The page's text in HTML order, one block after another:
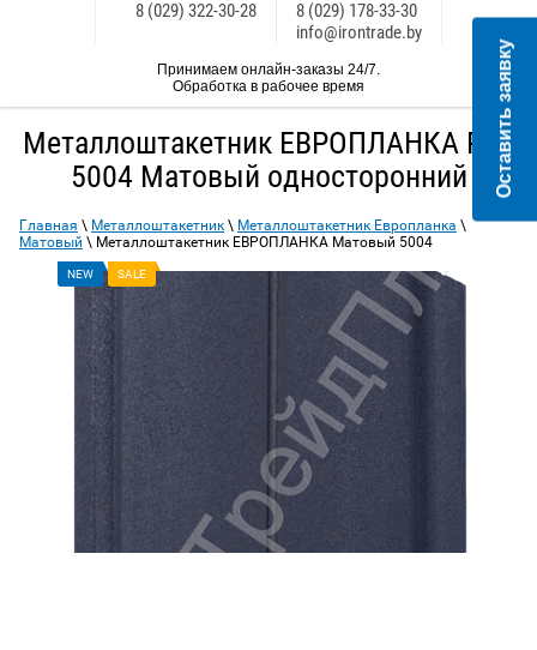
Принимаем онлайн-заказы 24/7.
Обработка в рабочее время
Оставить заявку
8 (029) 322-30-28
8 (029) 178-33-30
info@irontrade.by
Металлоштакетник ЕВРОПЛАНКА RAL
5004 Матовый односторонний
Главная \ Металлоштакетник \ Металлоштакетник Европланка \
Матовый \ Металлоштакетник ЕВРОПЛАНКА Матовый 5004
NEW SALE